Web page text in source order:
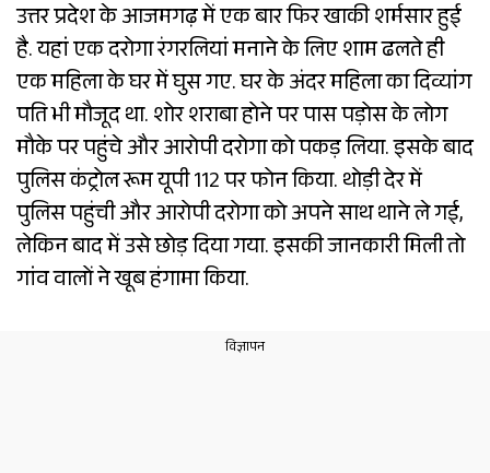
उत्तर प्रदेश के आजमगढ़ में एक बार फिर खाकी शर्मसार हुई
है. यहां एक दरोगा रंगरलियां मनाने के लिए शाम ढलते ही
एक महिला के घर में घुस गए. घर के अंदर महिला का दिव्यांग
पति भी मौजूद था. शोर शराबा होने पर पास पड़ोस के लोग
मौके पर पहुंचे और आरोपी दरोगा को पकड़ लिया. इसके बाद
पुलिस कंट्रोल रूम यूपी 112 पर फोन किया. थोड़ी देर में
पुलिस पहुंची और आरोपी दरोगा को अपने साथ थाने ले गई,
लेकिन बाद में उसे छोड़ दिया गया. इसकी जानकारी मिली तो
गांव वालों ने खूब हंगामा किया.